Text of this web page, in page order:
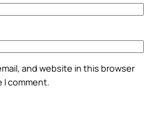
and website in this browser
comment.